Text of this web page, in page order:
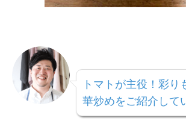
トマトが主役！彩り
華炒めをご紹介して